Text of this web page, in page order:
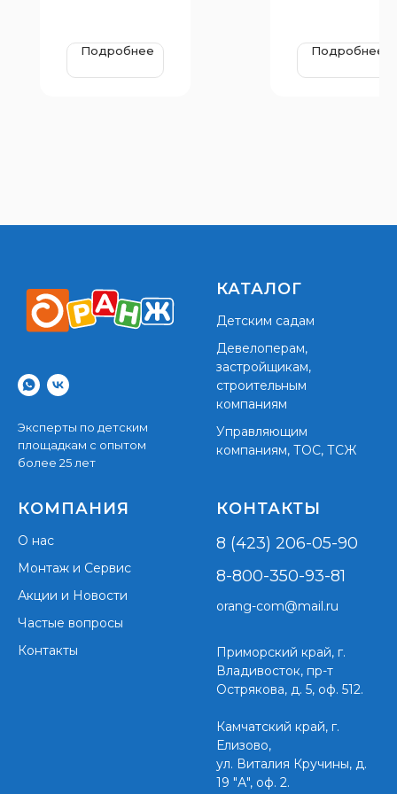
Подробнее Подробнее
Эксперты по детским
площадкам с опытом
более 25 лет
КАТАЛОГ
Детским садам
Девелоперам,
застройщикам,
строительным
компаниям
Управляющим
компаниям, ТОС, ТСЖ
КОМПАНИЯ
О нас
Монтаж и Сервис
Акции и Новости
Частые вопросы
Контакты
КОНТАКТЫ
8 (423) 206-05-90
8-800-350-93-81
orang-com@mail.ru
Приморский край, г.
Владивосток, пр-т
Острякова, д. 5, оф. 512.
Камчатский край, г.
Елизово,
ул. Виталия Кручины, д.
19 "А", оф. 2.